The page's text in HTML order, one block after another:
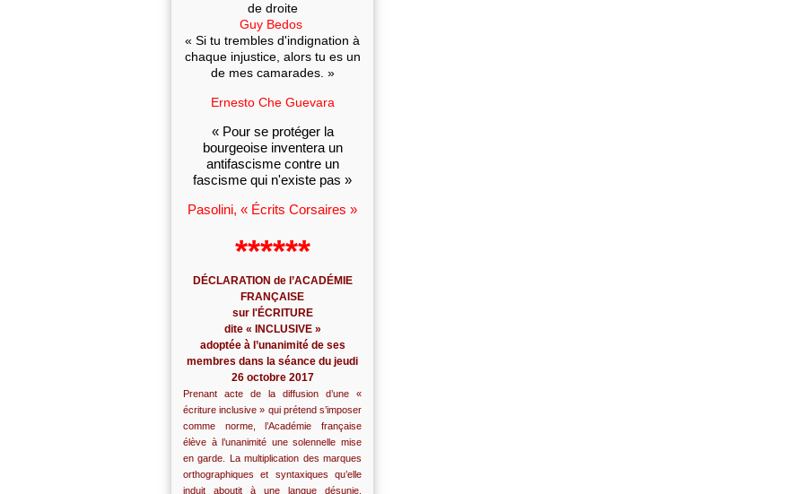
de droite
Guy Bedos
« Si tu trembles d'indignation à
chaque injustice, alors tu es un
de mes camarades. »
Ernesto Che Guevara
« Pour se protéger la
bourgeoise inventera un
antifascisme contre un
fascisme qui n'existe pas »
Pasolini, « Écrits Corsaires »
******
DÉCLARATION de l’ACADÉMIE
FRANÇAISE
sur l'ÉCRITURE
dite « INCLUSIVE »
adoptée à l’unanimité de ses
membres dans la séance du jeudi
26 octobre 2017
Prenant acte de la diffusion d’une «
écriture inclusive » qui prétend s’imposer
comme norme, l’Académie française
élève à l’unanimité une solennelle mise
en garde. La multiplication des marques
orthographiques et syntaxiques qu’elle
induit aboutit à une langue désunie,